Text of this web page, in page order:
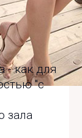
- как для
"с
зала